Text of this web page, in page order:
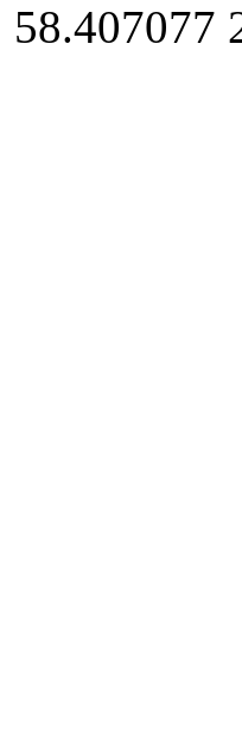
58.407077